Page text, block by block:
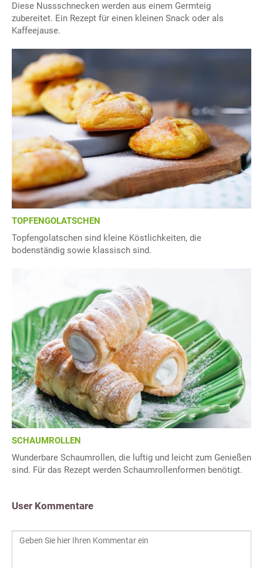
Diese Nussschnecken werden aus einem Germteig
zubereitet. Ein Rezept für einen kleinen Snack oder als
Kaffeejause.
TOPFENGOLATSCHEN
Topfengolatschen sind kleine Köstlichkeiten, die
bodenständig sowie klassisch sind.
SCHAUMROLLEN
Wunderbare Schaumrollen, die luftig und leicht zum Genießen
sind. Für das Rezept werden Schaumrollenformen benötigt.
User Kommentare